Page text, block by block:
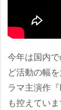
今年は国内
ど活動の幅
ラマ主演作
も控えてい